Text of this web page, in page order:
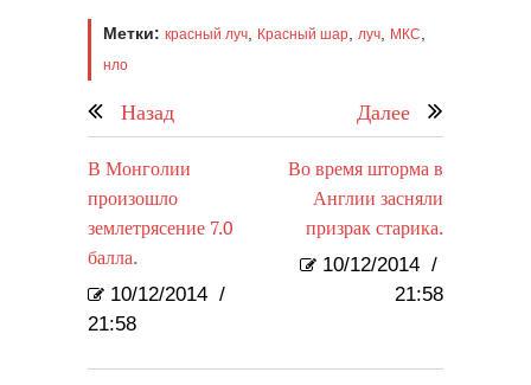
Метки: красный луч Красный шар луч МКС
нло
Назад Далее
В Монголии
произошло
землетрясение 7.0
балла.
10/12/2014 /
21:58
Во время шторма в
Англии засняли
призрак старика.
10/12/2014 /
21:58